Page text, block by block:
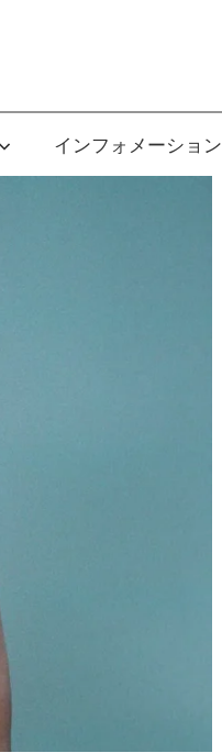
インフォメーション